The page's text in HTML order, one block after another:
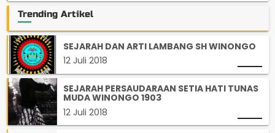
Trending Artikel
SEJARAH DAN ARTI LAMBANG SH WINONGO
12 Juli 2018
SEJARAH PERSAUDARAAN SETIA HATI TUNAS
MUDA WINONGO 1903
12 Juli 2018